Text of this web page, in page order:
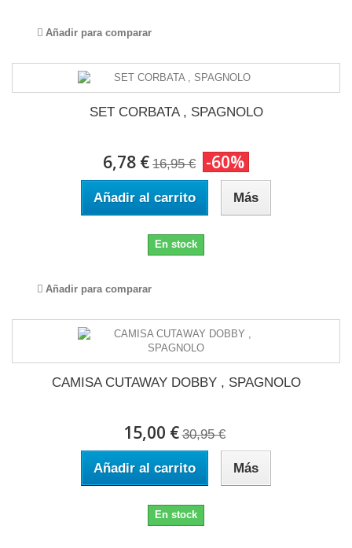
Añadir para comparar
SET CORBATA , SPAGNOLO
6,78 € 16,95 € -60%
Añadir al carrito Más
En stock
Añadir para comparar
CAMISA CUTAWAY DOBBY , SPAGNOLO
15,00 € 30,95 €
Añadir al carrito Más
En stock